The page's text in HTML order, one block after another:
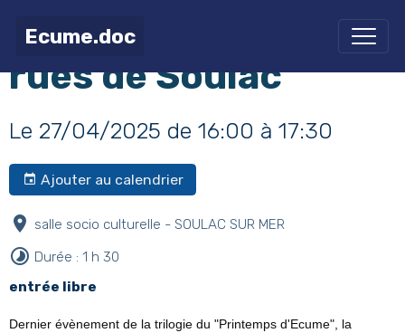
Ecume.doc
conférence "Les
rues de Soulac"
Le 27/04/2025 de 16:00 à 17:30
Ajouter au calendrier
salle socio culturelle - SOULAC SUR MER
Durée : 1 h 30
entrée libre
Dernier évènement de la trilogie du "Printemps d'Ecume", la